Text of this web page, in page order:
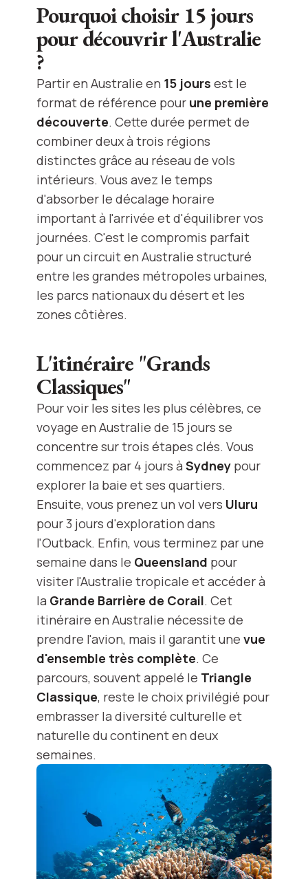
Pourquoi choisir 15 jours
pour découvrir l'Australie
?
Partir en Australie en 15 jours est le
format de référence pour une première
découverte. Cette durée permet de
combiner deux à trois régions
distinctes grâce au réseau de vols
intérieurs. Vous avez le temps
d'absorber le décalage horaire
important à l'arrivée et d'équilibrer vos
journées. C'est le compromis parfait
pour un circuit en Australie structuré
entre les grandes métropoles urbaines,
les parcs nationaux du désert et les
zones côtières.
L'itinéraire "Grands
Classiques"
Pour voir les sites les plus célèbres, ce
voyage en Australie de 15 jours se
concentre sur trois étapes clés. Vous
commencez par 4 jours à Sydney pour
explorer la baie et ses quartiers.
Ensuite, vous prenez un vol vers Uluru
pour 3 jours d'exploration dans
l'Outback. Enfin, vous terminez par une
semaine dans le Queensland pour
visiter l'Australie tropicale et accéder à
la Grande Barrière de Corail. Cet
itinéraire en Australie nécessite de
prendre l'avion, mais il garantit une vue
d'ensemble très complète. Ce
parcours, souvent appelé le Triangle
Classique, reste le choix privilégié pour
embrasser la diversité culturelle et
naturelle du continent en deux
semaines.